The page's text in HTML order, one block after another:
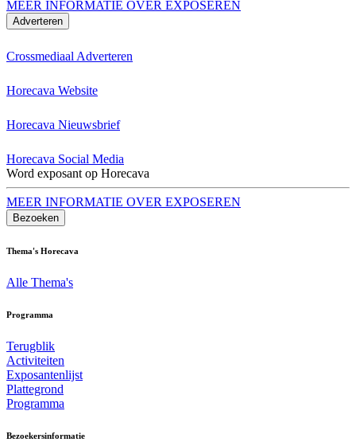
MEER INFORMATIE OVER EXPOSEREN
Adverteren
Crossmediaal Adverteren
Horecava Website
Horecava Nieuwsbrief
Horecava Social Media
Word exposant op Horecava
MEER INFORMATIE OVER EXPOSEREN
Bezoeken
Thema's Horecava
Alle Thema's
Programma
Terugblik
Activiteiten
Exposantenlijst
Plattegrond
Programma
Bezoekersinformatie